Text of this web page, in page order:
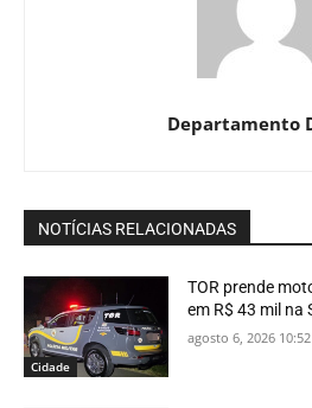
Departamento
NOTÍCIAS RELACIONADAS
Cidade
TOR prende
em R$ 43 mil na
agosto 6, 2026